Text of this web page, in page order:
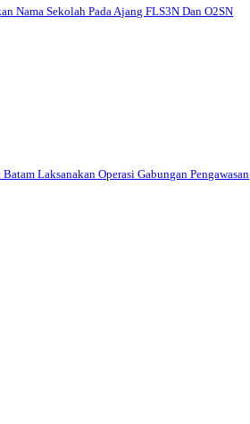
Nama Sekolah Pada Ajang FLS3N Dan O2SN
Laksanakan Operasi Gabungan Pengawasan